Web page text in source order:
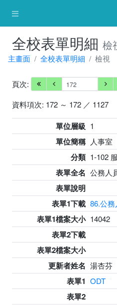
全校表單明細 檢
主畫面 全校表單明細 檢視
頁次:
資料項次: 172 ～ 172 ／ 1127
單位層級 1
單位簡稱 人事室
分類 1-102
表單全名 公務人
表單說明
表單1下載 86.公
表單1檔案大小 14042
表單2下載
表單2檔案大小
更新者姓名 湯杏芬
表單1 ODT
表單2